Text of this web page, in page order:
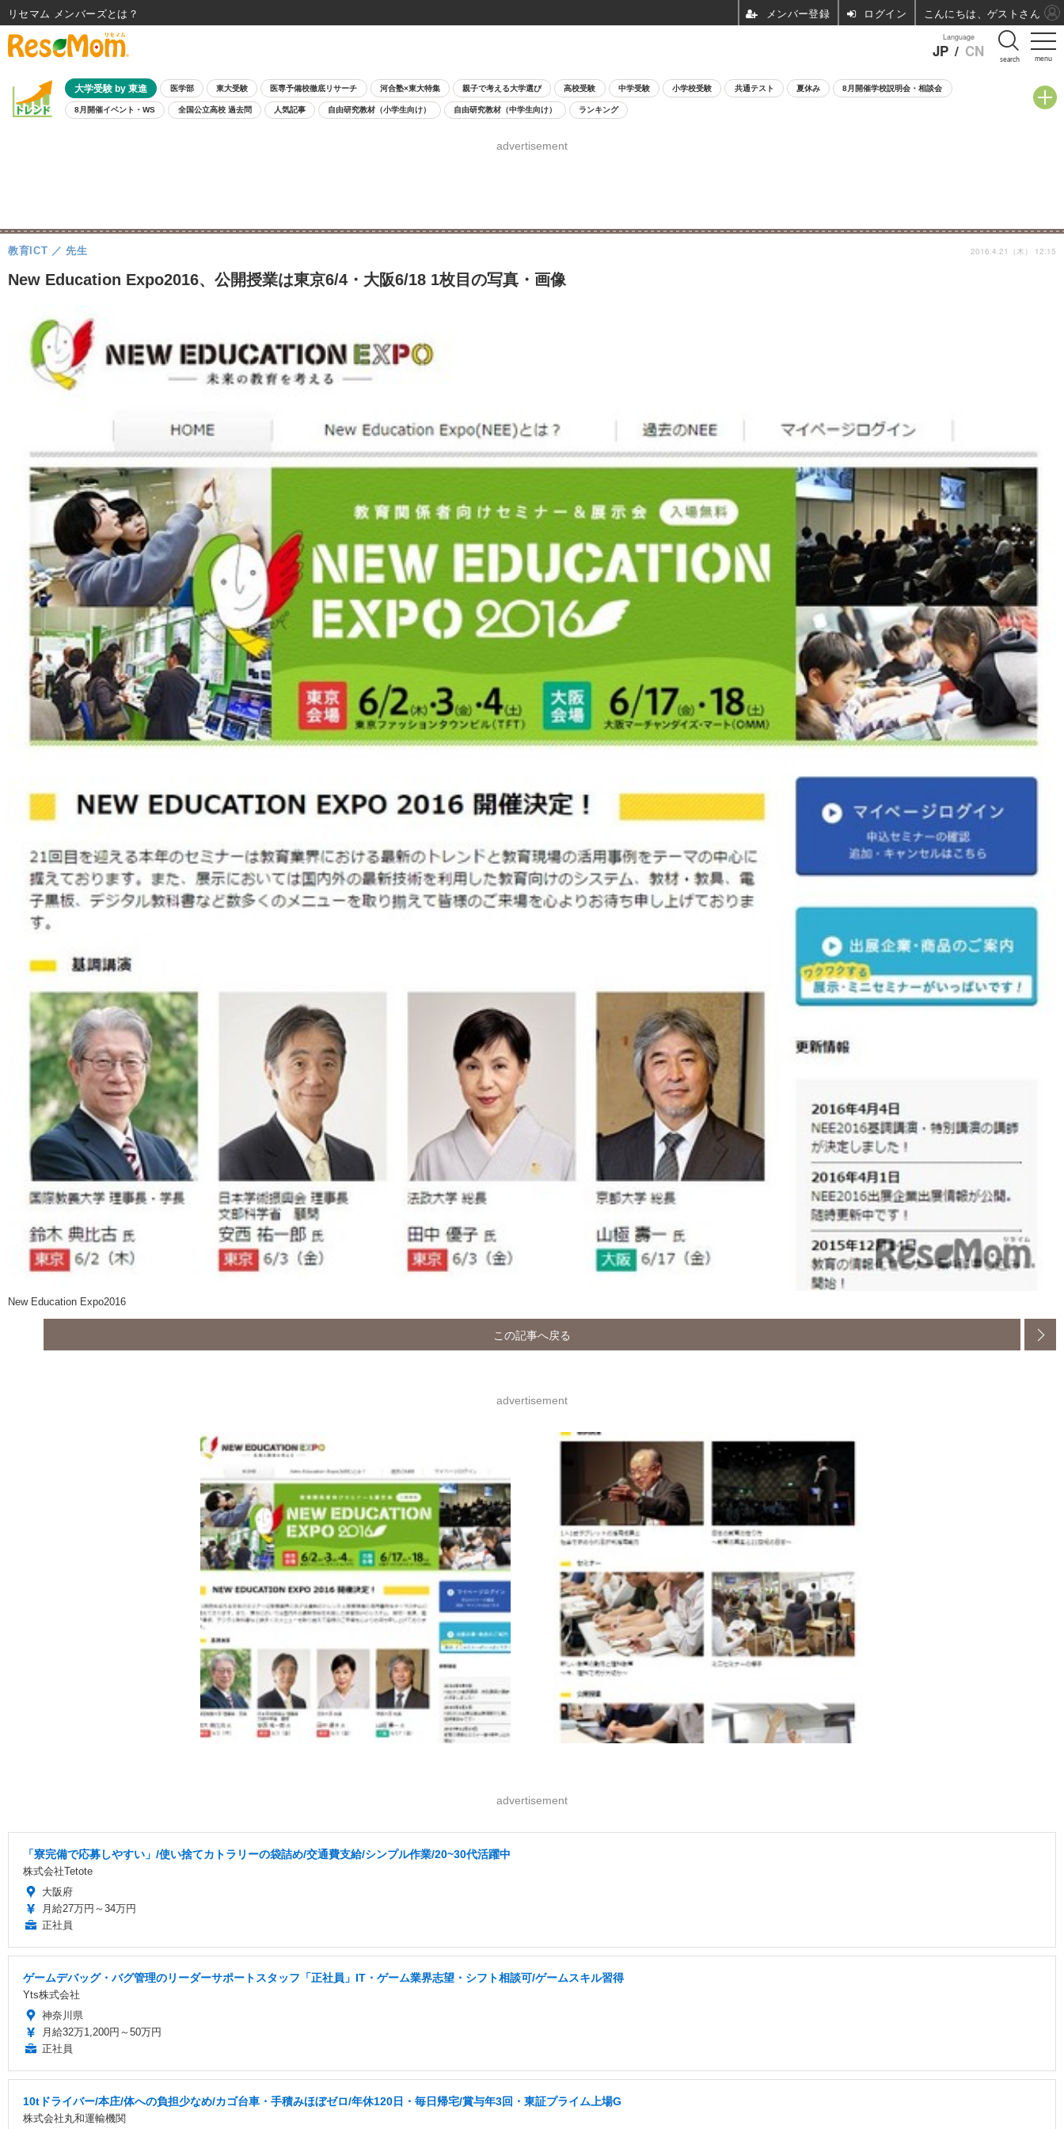
menu
Language
JP / CN search
大学受験 by 東進 医学部 東大受験 医専予備校徹底リサーチ 河合塾×東大特集 親子で考える大学選び 高校受験 中学受験 小学校受験 共通テスト 夏休み 8月開催学校説明会・相談会
8月開催イベント・WS 全国公立高校 過去問 人気記事 自由研究教材（小学生向け） 自由研究教材（中学生向け） ランキング
advertisement
New Education Expo2016、公開授業は東京6/4・大阪6/18 1枚目の写真・画像
教育ICT 先生 2016.4.21（木） 12:15
New Education Expo2016
この記事へ戻る
advertisement
advertisement
「寮完備で応募しやすい」/使い捨てカトラリーの袋詰め/交通費支給/シンプル作業/20~30代活躍中
株式会社Tetote
大阪府
月給27万円～34万円
正社員
ゲームデバッグ・バグ管理のリーダーサポートスタッフ「正社員」IT・ゲーム業界志望・シフト相談可/ゲームスキル習得
Yts株式会社
神奈川県
月給32万1,200円～50万円
正社員
10tドライバー/本庄/体への負担少なめ/カゴ台車・手積みほぼゼロ/年休120日・毎日帰宅/賞与年3回・東証プライム上場G
株式会社丸和運輸機関
リセマム メンバーズ ログイン こんにちは、ゲストさん